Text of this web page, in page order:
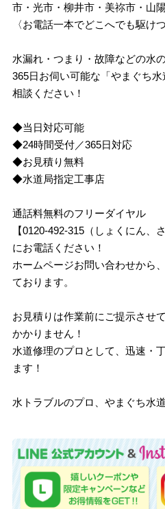
市・光市・柳井市・美祢市・山
〈お電話一本でどこへでも駆け
水漏れ・つまり・故障などの水
365日お伺い可能な「やまぐち
相談ください！
◆当日対応可能
◆24時間受付／365日対応
◆お見積り無料
◆水道局指定工事店
通話料無料のフリーダイヤル
【0120-492-315（しょくにん、
にお電話ください！
ホームページお問い合わせから
ております。
お見積りは作業前にご提示させ
かかりません！
水道修理のプロとして、迅速・
ます！
水トラブルのプロ、やまぐち水